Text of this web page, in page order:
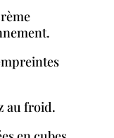
au froid.